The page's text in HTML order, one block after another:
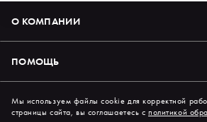
О КОМПАНИИ
ПОМОЩЬ
Подпишись на нас в
Мы используем файлы cookie для корректной
страницы сайта, вы соглашаетесь сполитикой